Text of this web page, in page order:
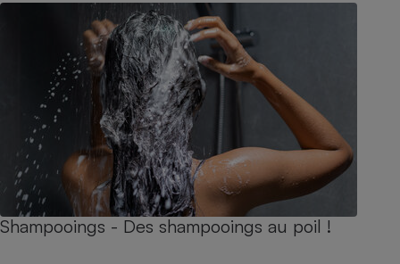
Shampooings - Des shampooings au poil !